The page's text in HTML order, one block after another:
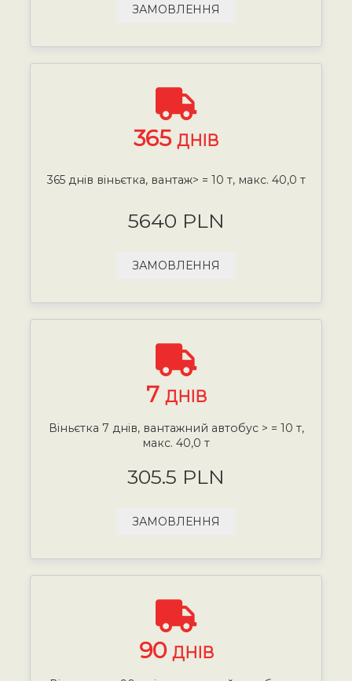
ЗАМОВЛЕННЯ
365 ДНІВ
365 днів віньєтка, вантаж> = 10 т, макс. 40,0 т
5640 PLN
ЗАМОВЛЕННЯ
7 ДНІВ
Віньєтка 7 днів, вантажний автобус > = 10 т,
макс. 40,0 т
305.5 PLN
ЗАМОВЛЕННЯ
90 ДНІВ